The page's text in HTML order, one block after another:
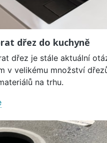
dřez do kuchyně
dřez je stále aktuální
v velikému množství
na trhu.